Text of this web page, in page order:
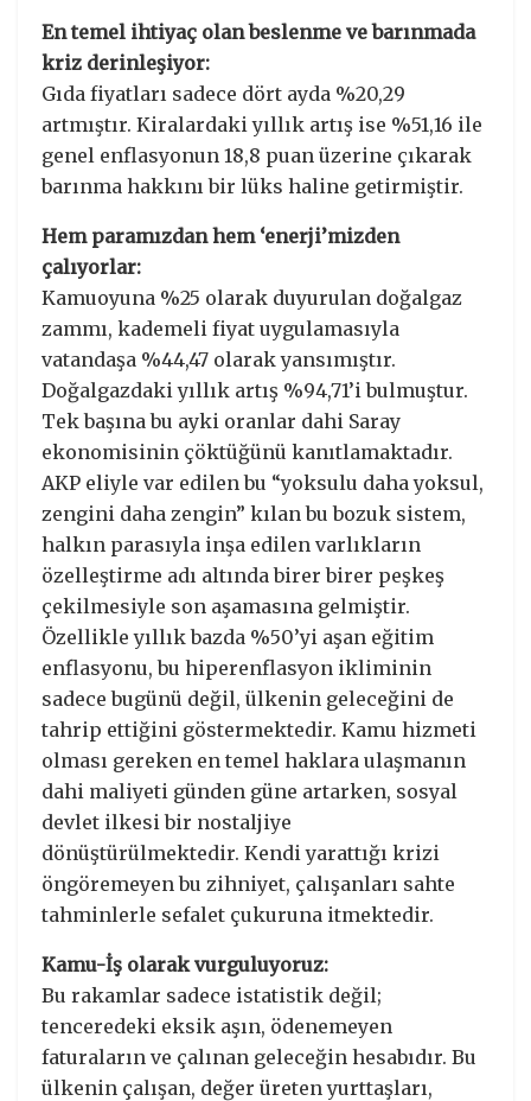
En temel ihtiyaç olan beslenme ve barınmada
kriz derinleşiyor:
Gıda fiyatları sadece dört ayda %20,29
artmıştır. Kiralardaki yıllık artış ise %51,16 ile
genel enflasyonun 18,8 puan üzerine çıkarak
barınma hakkını bir lüks haline getirmiştir.
Hem paramızdan hem ‘enerji’mizden
çalıyorlar:
Kamuoyuna %25 olarak duyurulan doğalgaz
zammı, kademeli fiyat uygulamasıyla
vatandaşa %44,47 olarak yansımıştır.
Doğalgazdaki yıllık artış %94,71’i bulmuştur.
Tek başına bu ayki oranlar dahi Saray
ekonomisinin çöktüğünü kanıtlamaktadır.
AKP eliyle var edilen bu “yoksulu daha yoksul,
zengini daha zengin” kılan bu bozuk sistem,
halkın parasıyla inşa edilen varlıkların
özelleştirme adı altında birer birer peşkeş
çekilmesiyle son aşamasına gelmiştir.
Özellikle yıllık bazda %50’yi aşan eğitim
enflasyonu, bu hiperenflasyon ikliminin
sadece bugünü değil, ülkenin geleceğini de
tahrip ettiğini göstermektedir. Kamu hizmeti
olması gereken en temel haklara ulaşmanın
dahi maliyeti günden güne artarken, sosyal
devlet ilkesi bir nostaljiye
dönüştürülmektedir. Kendi yarattığı krizi
öngöremeyen bu zihniyet, çalışanları sahte
tahminlerle sefalet çukuruna itmektedir.
Kamu-İş olarak vurguluyoruz:
Bu rakamlar sadece istatistik değil;
tenceredeki eksik aşın, ödenemeyen
faturaların ve çalınan geleceğin hesabıdır. Bu
ülkenin çalışan, değer üreten yurttaşları,